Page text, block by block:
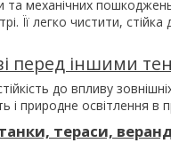
та механічних
Її легко чистити, стійка
перед іншими
до впливу
природне освітлення в
тераси,